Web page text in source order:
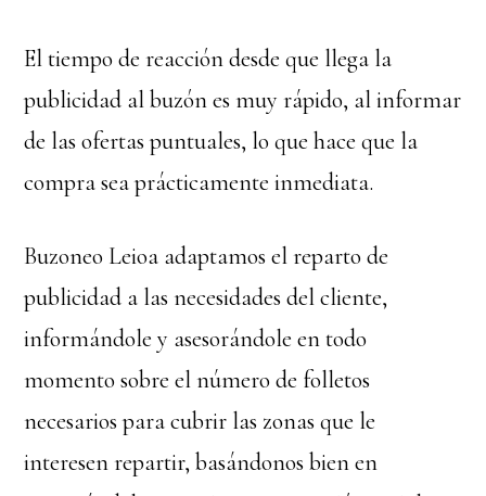
El tiempo de reacción desde que llega la
publicidad al buzón es muy rápido, al informar
de las ofertas puntuales, lo que hace que la
compra sea prácticamente inmediata.
Buzoneo Leioa adaptamos el reparto de
publicidad a las necesidades del cliente,
informándole y asesorándole en todo
momento sobre el número de folletos
necesarios para cubrir las zonas que le
interesen repartir, basándonos bien en